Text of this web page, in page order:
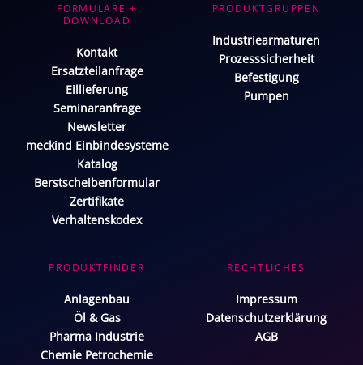
FORMULARE +
DOWNLOAD
Kontakt
Ersatzteilanfrage
Eillieferung
Seminaranfrage
Newsletter
meckind Einbindesysteme
Katalog
Berstscheibenformular
Zertifikate
Verhaltenskodex
PRODUKTGRUPPEN
Industriearmaturen
Prozesssicherheit
Befestigung
Pumpen
PRODUKTFINDER
Anlagenbau
Öl & Gas
Pharma Industrie
Chemie Petrochemie
RECHTLICHES
Impressum
Datenschutzerklärung
AGB